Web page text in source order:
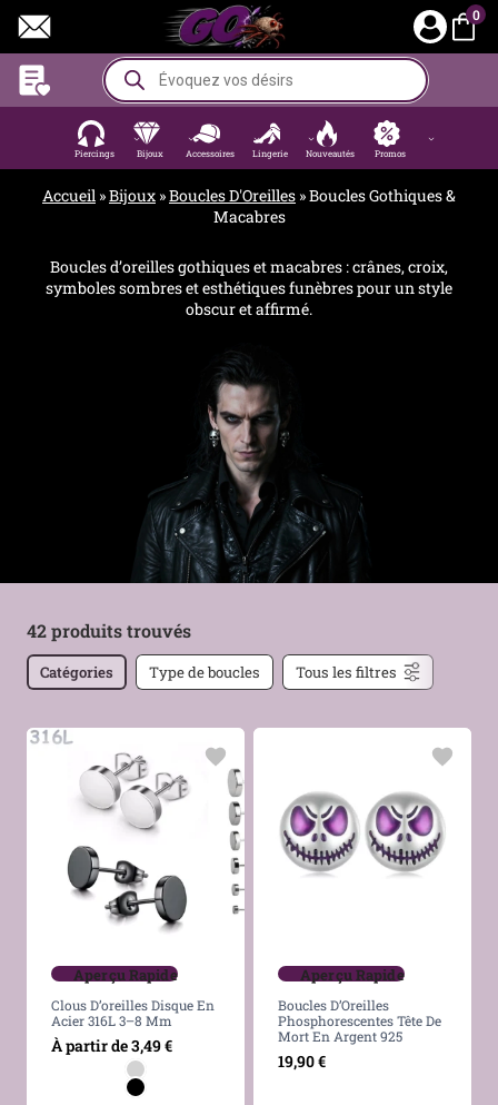
contenu
0
Recherche
de
produits
Piercings Bijoux Accessoires Lingerie Nouveautés Promos
Accueil »Bijoux »Boucles D'Oreilles »Boucles Gothiques &
Macabres
Boucles d’oreilles gothiques et macabres : crânes, croix,
symboles sombres et esthétiques funèbres pour un style
obscur et affirmé.
42 produits trouvés
Catégories Type de boucles Tous les filtres
Aperçu Rapide
Clous D’oreilles Disque En
Acier 316L 3–8 Mm
À partir de3,49€
Aperçu Rapide
Boucles D’Oreilles
Phosphorescentes Tête De
Mort En Argent 925
19,90€